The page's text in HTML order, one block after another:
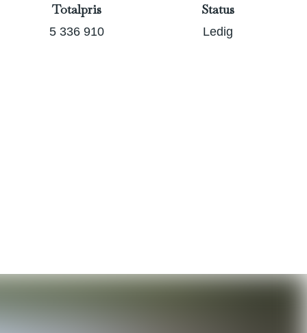
Totalpris
5 336 910
Status
Ledig